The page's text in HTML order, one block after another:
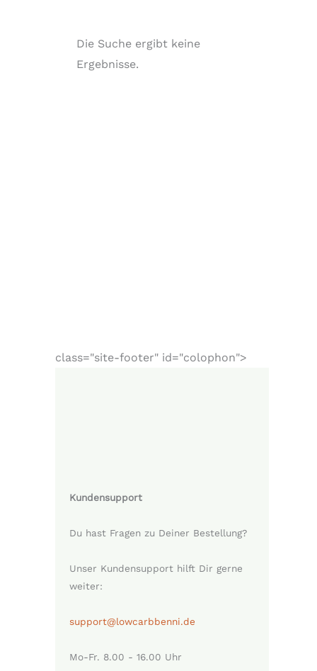
Die Suche ergibt keine
Ergebnisse.
class="site-footer" id="colophon">
Kundensupport
Du hast Fragen zu Deiner Bestellung?
Unser Kundensupport hilft Dir gerne
weiter:
support@lowcarbbenni.de
Mo-Fr. 8.00 - 16.00 Uhr